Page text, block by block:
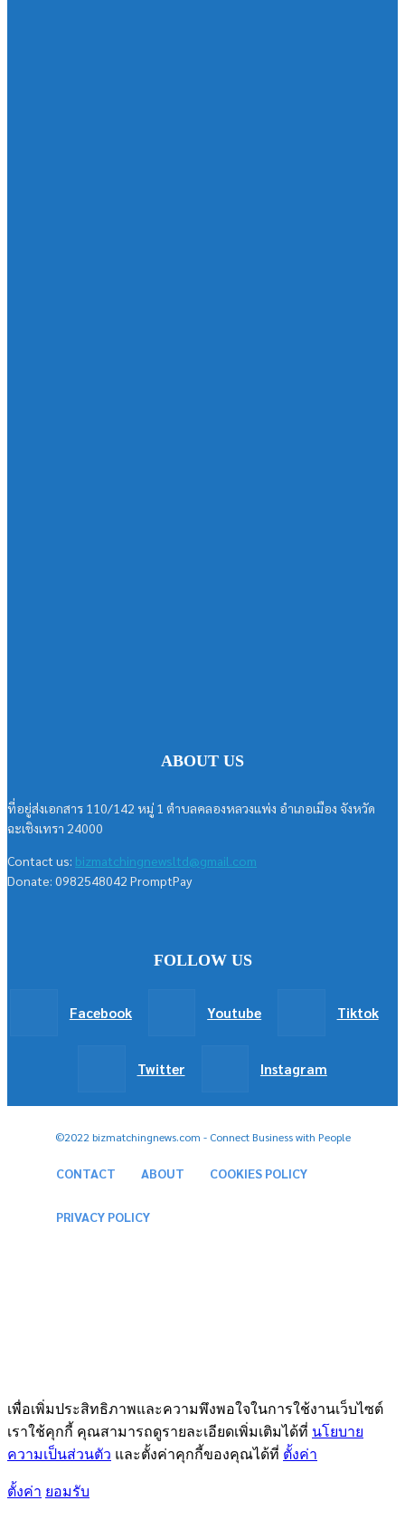
ABOUT US
ที่อยู่ส่งเอกสาร 110/142 หมู่ 1 ตำบลคลองหลวงแพ่ง อำเภอเมือง จังหวัด
ฉะเชิงเทรา 24000
Contact us: bizmatchingnewsltd@gmail.com
Donate: 0982548042 PromptPay
FOLLOW US
Facebook Youtube Tiktok
Twitter Instagram
©2022 bizmatchingnews.com - Connect Business with People
CONTACT ABOUT COOKIES POLICY
PRIVACY POLICY
เพื่อเพิ่มประสิทธิภาพและความพึงพอใจในการใช้งานเว็บไซต์
เราใช้คุกกี้ คุณสามารถดูรายละเอียดเพิ่มเติมได้ที่ นโยบาย
ความเป็นส่วนตัว และตั้งค่าคุกกี้ของคุณได้ที่ ตั้งค่า
ตั้งค่า ยอมรับ